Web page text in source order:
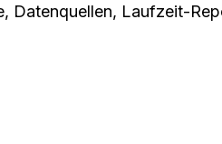
Datenquellen, Laufzeit-